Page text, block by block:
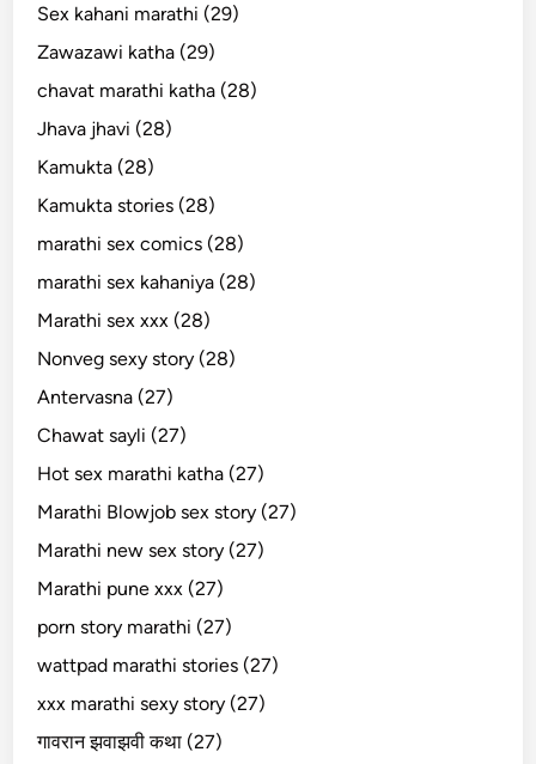
Sex kahani marathi (29)
Zawazawi katha (29)
chavat marathi katha (28)
Jhava jhavi (28)
Kamukta (28)
Kamukta stories (28)
marathi sex comics (28)
marathi sex kahaniya (28)
Marathi sex xxx (28)
Nonveg sexy story (28)
Antervasna (27)
Chawat sayli (27)
Hot sex marathi katha (27)
Marathi Blowjob sex story (27)
Marathi new sex story (27)
Marathi pune xxx (27)
porn story marathi (27)
wattpad marathi stories (27)
xxx marathi sexy story (27)
गावरान झवाझवी कथा (27)